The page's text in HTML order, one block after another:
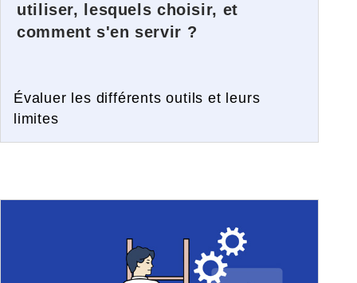
utiliser, lesquels choisir, et
comment s'en servir ?
Évaluer les différents outils et leurs
limites